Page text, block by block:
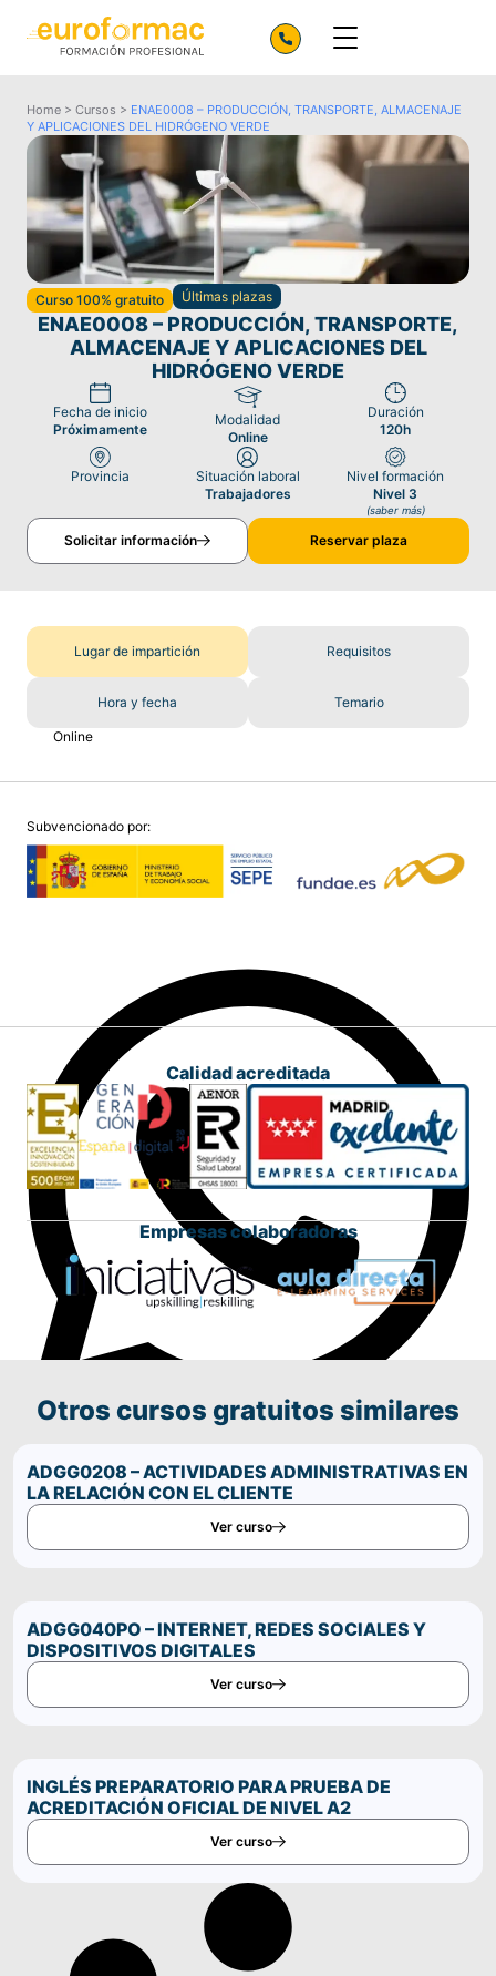
Home > Cursos > ENAE0008 – PRODUCCIÓN, TRANSPORTE, ALMACENAJE
Y APLICACIONES DEL HIDRÓGENO VERDE
Curso 100% gratuito Últimas plazas
ENAE0008 – PRODUCCIÓN, TRANSPORTE,
ALMACENAJE Y APLICACIONES DEL
HIDRÓGENO VERDE
Fecha de inicio
Próximamente
Modalidad
Online
Duración
120h
Provincia
Situación laboral
Trabajadores
Nivel formación
Nivel 3
(saber más)
Solicitar información Reservar plaza
Lugar de impartición Requisitos
Hora y fecha Temario
Online
Subvencionado por:
Calidad acreditada
Empresas colaboradoras
Otros cursos gratuitos similares
ADGG0208 – ACTIVIDADES ADMINISTRATIVAS EN
LA RELACIÓN CON EL CLIENTE
Ver curso
ADGG040PO – INTERNET, REDES SOCIALES Y
DISPOSITIVOS DIGITALES
Ver curso
INGLÉS PREPARATORIO PARA PRUEBA DE
ACREDITACIÓN OFICIAL DE NIVEL A2
Ver curso